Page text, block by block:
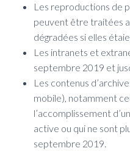
Les reproductions de
peuvent être traitées
dégradées si elles
Les intranets et
septembre 2019 et
Les contenus
mobile), notamment
l’accomplissement
active ou qui ne sont
septembre 2019.